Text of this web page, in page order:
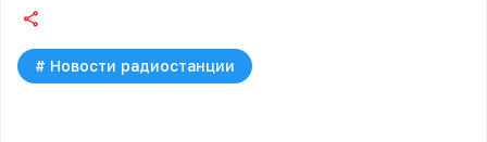
# Новости радиостанции